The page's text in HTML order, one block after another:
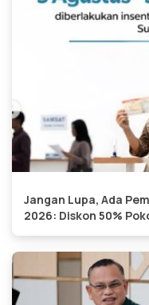
Jangan Lupa, Ada
2026: Diskon 50%